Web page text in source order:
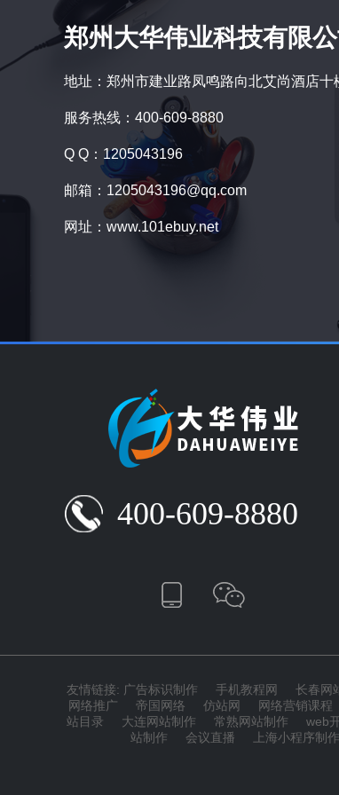
郑州大华伟业科技有限公
地址：郑州市建业路凤鸣路向北艾尚酒店十
服务热线：400-609-8880
Q Q：1205043196
邮箱：1205043196@qq.com
网址：www.101ebuy.net
400-609-8880
友情链接: 广告标识制作 手机教程网 长春网
网络推广
帝国网络 仿站网 网络营销课程
站目录
大连网站制作 常熟网站制作 web
站制作
会议直播 上海小程序制